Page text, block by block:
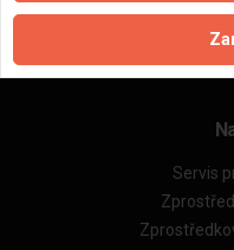
Obchodní
Naše
Servis